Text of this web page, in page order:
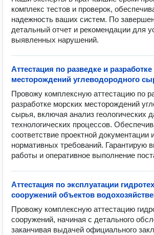
комплекс тестов и проверок,
надежность ваших систем. По
детальный отчет и рекомендации для
выявленных нарушений.
Аттестация по разведке и
месторождений углеводородного
Провожу комплексную аттестацию по
разработке морских месторождений
сырья, включая анализ геологических
технологических процессов.
соответствие проектной документации
нормативных требований. Гарантирую
работы и оперативное выполнение
Аттестация по эксплуатации
сооружений объектов
Провожу комплексную аттестацию
сооружений, начиная с детального
заканчивая выдачей официального